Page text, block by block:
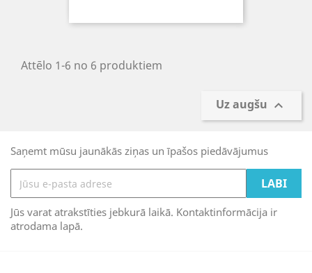
Attēlo 1-6 no 6 produktiem
Uz augšu 
Saņemt mūsu jaunākās ziņas un īpašos piedāvājumus
Jūs varat atrakstīties jebkurā laikā. Kontaktinformācija ir
atrodama lapā.